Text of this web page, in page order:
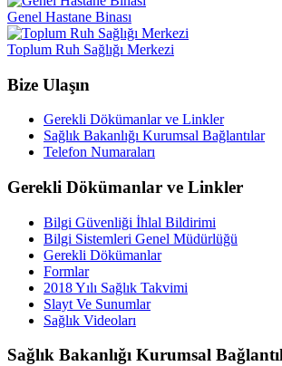
Genel Hastane Binası
Toplum Ruh Sağlığı Merkezi
Bize Ulaşın
Gerekli Dökümanlar ve Linkler
Sağlık Bakanlığı Kurumsal Bağlantılar
Telefon Numaraları
Gerekli Dökümanlar ve Linkler
Bilgi Güvenliği İhlal Bildirimi
Bilgi Sistemleri Genel Müdürlüğü
Gerekli Dökümanlar
Formlar
2018 Yılı Sağlık Takvimi
Slayt Ve Sunumlar
Sağlık Videoları
Sağlık Bakanlığı Kurumsal